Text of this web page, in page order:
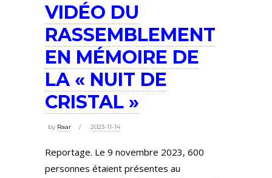
VIDÉO DU
RASSEMBLEMENT
EN MÉMOIRE DE
LA « NUIT DE
CRISTAL »
by Raar 2023-11-14
Reportage. Le 9 novembre 2023, 600
personnes étaient présentes au